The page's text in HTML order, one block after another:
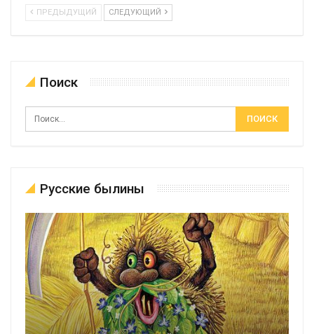
ПРЕДЫДУЩИЙ СЛЕДУЮЩИЙ
Поиск
Русские былины